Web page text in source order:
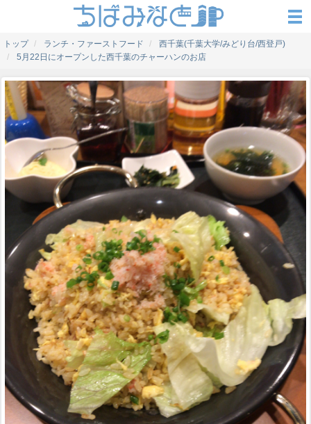
トップ ランチ・ファーストフード
西千葉(千葉大学/みどり台/西登戸)
5月22日にオープンした西千葉のチャーハンのお店